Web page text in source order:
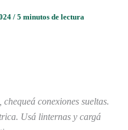
/ 5 minutos de lectura
conexiones sueltas.
Usá linternas y cargá